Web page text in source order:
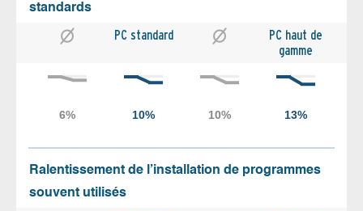
standards
PC standard
PC haut de
gamme
Ralentissement de l’installation de programmes
souvent utilisés